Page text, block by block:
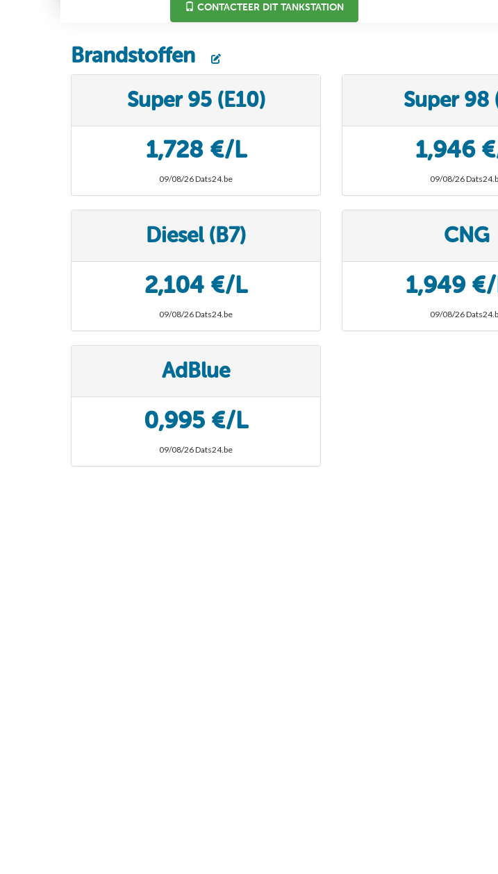
CONTACTEER DIT TANKSTATION
Brandstoffen
Super 95 (E10)
1,728 €/L
09/08/26 Dats24.be
Super 98
1,946
09/08/26
Diesel (B7)
2,104 €/L
09/08/26 Dats24.be
CNG
1,949
09/08/26
AdBlue
0,995 €/L
09/08/26 Dats24.be